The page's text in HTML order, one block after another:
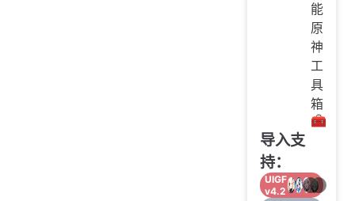
能
原
神
工
具
箱
🧰
导入支
持：
UIGF
v4.2